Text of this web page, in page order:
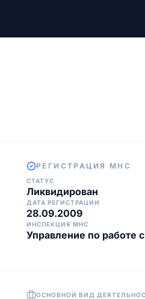
РЕГИСТРАЦИЯ МНС
СТАТУС
Ликвидирован
ДАТА РЕГИСТРАЦИИ
28.09.2009
ИНСПЕКЦИЯ МНС
Управление по работе
ОСНОВНОЙ ВИД